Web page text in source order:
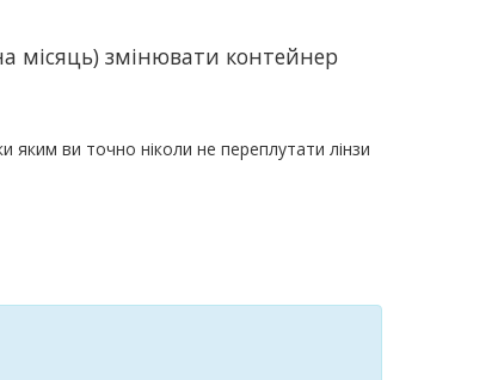
місяць) змінювати контейнер
яким ви точно ніколи не переплутати лінзи